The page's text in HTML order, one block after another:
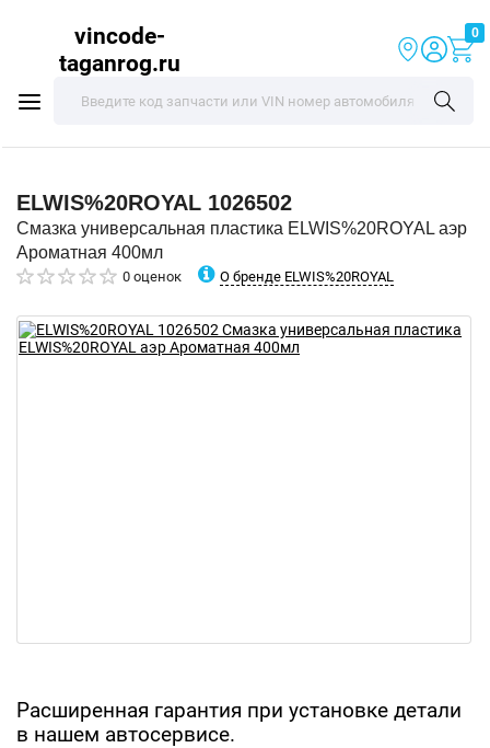
vincode-
taganrog.ru
0
ELWIS%20ROYAL 1026502
Смазка универсальная пластика ELWIS%20ROYAL аэр
Ароматная 400мл
0 оценок О бренде ELWIS%20ROYAL
Расширенная гарантия при установке детали
в нашем автосервисе.